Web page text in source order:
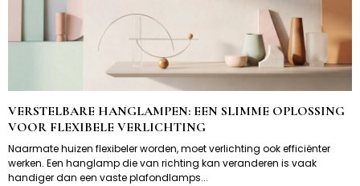
VERSTELBARE HANGLAMPEN: EEN SLIMME OPLOSSING
VOOR FLEXIBELE VERLICHTING
Naarmate huizen flexibeler worden, moet verlichting ook efficiënter
werken. Een hanglamp die van richting kan veranderen is vaak
handiger dan een vaste plafondlamps...